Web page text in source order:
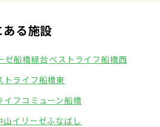
る施設
ゼ船橋緑台ベストライフ船橋西
トライフ船橋東
イフコミューン船橋
山イリーゼふなばし